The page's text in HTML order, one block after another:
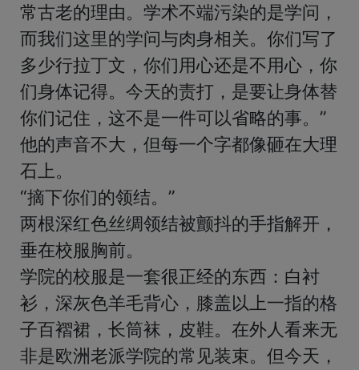
常古老的理由。学术不端污染的是学问，
而我们这里的学问与肉身相关。你们写了
多少行拉丁文，你们用心还是不用心，你
们身体记得。今天的责打，是要让身体替
你们记住，这不是一件可以省略的事。”
他的声音不大，但每一个字都像砸在大理
石上。
“摘下你们的领结。”
两根深红色丝绸领结被颤抖的手指解开，
垂在校服胸前。
学院的校服是一套很正经的东西：白衬
衫，深灰色羊毛背心，膝盖以上一指的格
子百褶裙，长筒袜，皮鞋。在外人看来无
非是欧洲老派学院的常见装束。但今天，